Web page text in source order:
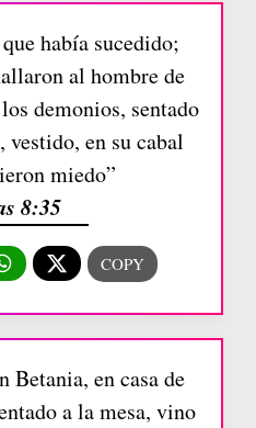
había sucedido;
al hombre de
demonios, sentado
vestido, en su cabal
miedo”
8:35
Betania, en casa de
a la mesa, vino